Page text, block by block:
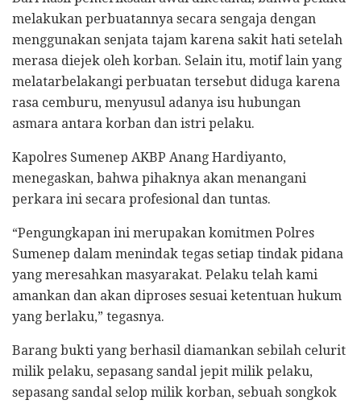
melakukan perbuatannya secara sengaja dengan
menggunakan senjata tajam karena sakit hati setelah
merasa diejek oleh korban. Selain itu, motif lain yang
melatarbelakangi perbuatan tersebut diduga karena
rasa cemburu, menyusul adanya isu hubungan
asmara antara korban dan istri pelaku.
Kapolres Sumenep AKBP Anang Hardiyanto,
menegaskan, bahwa pihaknya akan menangani
perkara ini secara profesional dan tuntas.
“Pengungkapan ini merupakan komitmen Polres
Sumenep dalam menindak tegas setiap tindak pidana
yang meresahkan masyarakat. Pelaku telah kami
amankan dan akan diproses sesuai ketentuan hukum
yang berlaku,” tegasnya.
Barang bukti yang berhasil diamankan sebilah celurit
milik pelaku, sepasang sandal jepit milik pelaku,
sepasang sandal selop milik korban, sebuah songkok